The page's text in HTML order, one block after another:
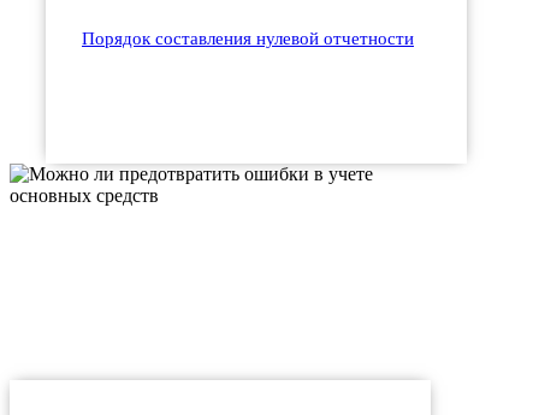
Порядок составления нулевой отчетности